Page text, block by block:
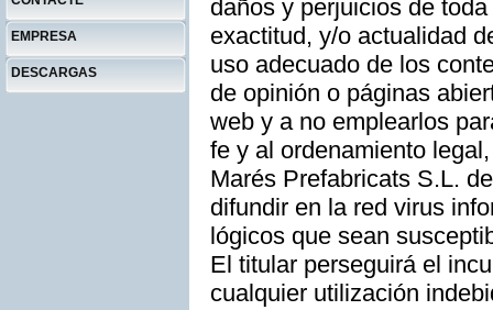
EMPRESA
DESCARGAS
daños y perjuicios de
exactitud, y/o actualidad
uso adecuado de los
de opinión o páginas
web y a no emplearlos
fe y al ordenamiento
Marés Prefabricats S.L.
difundir en la red virus
lógicos que sean
El titular perseguirá el
cualquier utilización